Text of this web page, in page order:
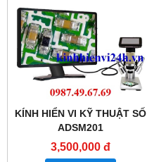
KÍNH HIỂN VI KỸ THUẬT SỐ
ADSM201
3,500,000 đ